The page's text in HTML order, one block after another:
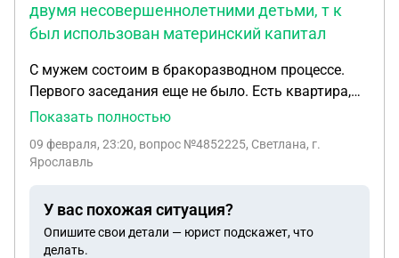
двумя несовершеннолетними детьми, т к
был использован материнский капитал
С мужем состоим в бракоразводном процессе.
Первого заседания еще не было. Есть квартира,
разделенная между нами и двумя
использован материнский капитал. Сегодня
поступает?
Показать полностью
09 февраля, 23:20, вопрос №4852225, Светлана, г.
Ярославль
У вас похожая ситуация?
Опишите свои детали — юрист подскажет, что
делать.